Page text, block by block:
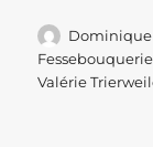
Auteur
Dominique
Valérie